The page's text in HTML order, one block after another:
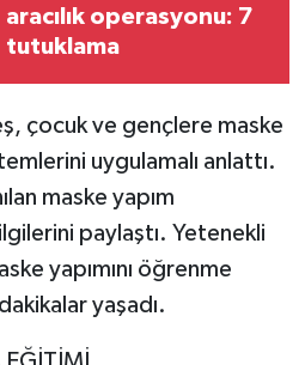
aracılık operasyonu: 7
tutuklama
çocuk ve gençlere maske
uygulamalı anlattı.
maske yapım
paylaştı. Yetenekli
yapımını öğrenme
yaşadı.